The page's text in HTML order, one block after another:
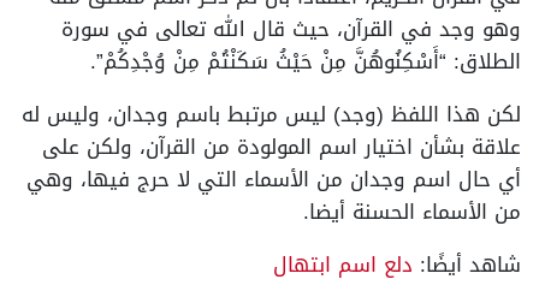
وهو وجد في القرآن، حيث قال الله تعالى في سورة
الطلاق: “أَسْكِنُوهُنَّ مِنْ حَيْثُ سَكَنْتُمْ مِنْ وُجْدِكُمْ”.
لكن هذا اللفظ (وجد) ليس مرتبط باسم وجدان، وليس له
علاقة بشأن اختيار اسم المولودة من القرآن، ولكن على
أي حال اسم وجدان من الأسماء التي لا حرج فيها، وهي
من الأسماء الحسنة أيضا.
شاهد أيضًا: دلع اسم ابتهال